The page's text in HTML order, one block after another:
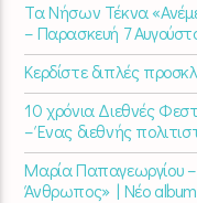
Τα Νήσων Τέκνα
– Παρασκευή 7
Κερδίστε διπλές
10 χρόνια Διεθνές
– Ένας διεθνής
Μαρία Παπαγεωργίου –
Άνθρωπος» | Νέο album